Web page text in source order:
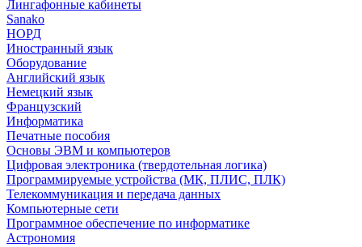
Лингафонные кабинеты
Sanako
НОРД
Иностранный язык
Оборудование
Английский язык
Немецкий язык
Французский
Информатика
Печатные пособия
Основы ЭВМ и компьютеров
Цифровая электроника (твердотельная логика)
Программируемые устройства (МК, ПЛИС, ПЛК)
Телекоммуникация и передача данных
Компьютерные сети
Программное обеспечение по информатике
Астрономия